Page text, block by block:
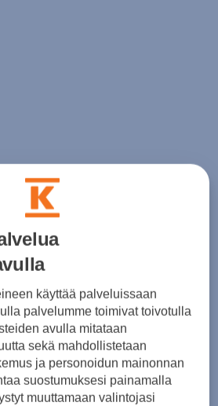
käyttää palveluissaan
palvelumme toimivat toivotulla
avulla mitataan
sekä mahdollistetaan
ja personoidun mainonnan
suostumuksesi painamalla
muuttamaan valintojasi